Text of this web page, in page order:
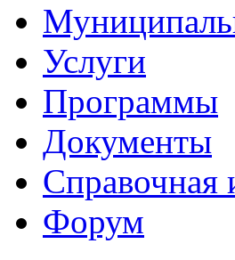
Услуги
Программы
Документы
Справочная
Форум